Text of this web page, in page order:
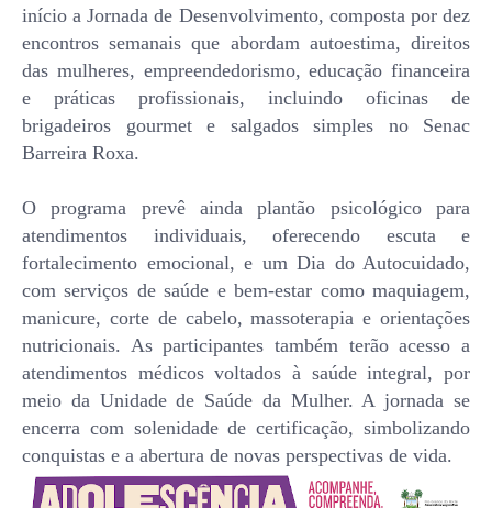
início a Jornada de Desenvolvimento, composta por dez
encontros semanais que abordam autoestima, direitos
das mulheres, empreendedorismo, educação financeira
e práticas profissionais, incluindo oficinas de
brigadeiros gourmet e salgados simples no Senac
Barreira Roxa.
O programa prevê ainda plantão psicológico para
atendimentos individuais, oferecendo escuta e
fortalecimento emocional, e um Dia do Autocuidado,
com serviços de saúde e bem-estar como maquiagem,
manicure, corte de cabelo, massoterapia e orientações
nutricionais. As participantes também terão acesso a
atendimentos médicos voltados à saúde integral, por
meio da Unidade de Saúde da Mulher. A jornada se
encerra com solenidade de certificação, simbolizando
conquistas e a abertura de novas perspectivas de vida.